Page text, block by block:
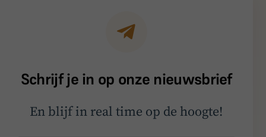
Schrijf je in op onze nieuwsbrief
En blijf in real time op de hoogte!